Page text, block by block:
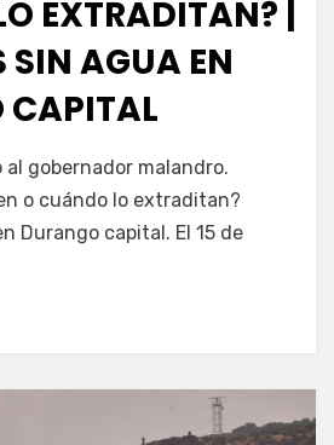
EXTRADITAN? |
SIN AGUA EN
CAPITAL
Servín
gobernador malandro.
o cuándo lo extraditan?
Durango capital. El 15 de